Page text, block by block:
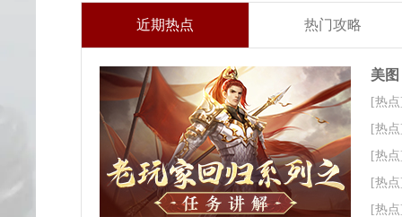
近期热点 热门攻略
美
[热
[热
[热
[热
[热